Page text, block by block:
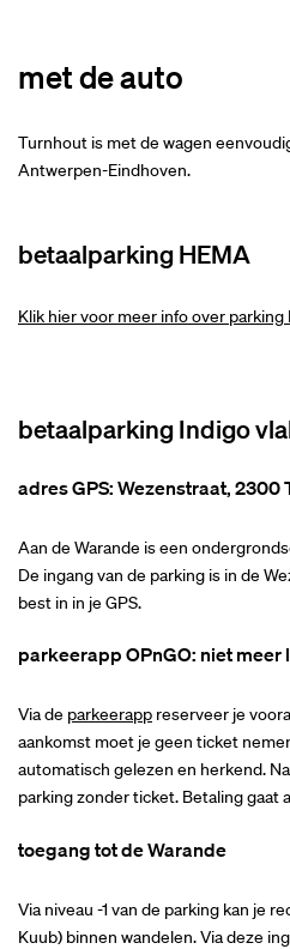
met de auto
Turnhout is met de wagen
Antwerpen-Eindhoven.
betaalparking HEMA
Klik hier voor meer info over parking
betaalparking Indigo
adres GPS: Wezenstraat, 2300
Aan de Warande is een
De ingang van de parking is in de
best in in je GPS.
parkeerapp OPnGO: niet
Via de parkeerapp reserveer je
aankomst moet je geen ticket
automatisch gelezen en herkend.
parking zonder ticket. Betaling gaat
toegang tot de Warande
Via niveau -1 van de parking kan je
Kuub) binnen wandelen. Via deze